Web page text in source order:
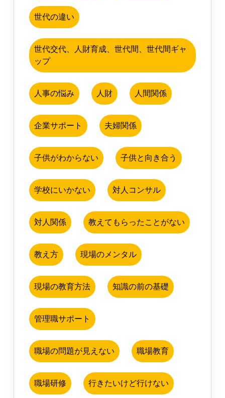
世代の違い
世代交代、人財育成、世代間、世代間ギャ
ップ
人事の悩み 人財 人間関係
企業サポート 夫婦関係
子供がわからない 子供と向き合う
学校にいかない 対人コンサル
対人関係 教えてもらったことがない
教え方 現場のメンタル
現場の教育方法 知識の前の基礎
管理職サポート
職場の問題が見えない 職場教育
職場研修 行きたいけど行けない